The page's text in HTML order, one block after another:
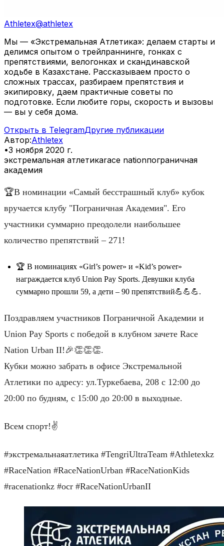
Athletex@athletex
Мы — «Экстремальная Атлетика»: делаем старты и
делимся опытом о трейлраннинге, гонках с
препятствиями, велогонках и скандинавской
ходьбе в Казахстане. Рассказываем просто о
сложных трассах, разбираем препятствия и
экипировку, даем практичные советы по
подготовке. Если любите горы, скорость и вызовы
— вы у себя дома.
Открыть в TelegramДругие публикации
Автор:Athletex
•3 ноября 2020 г.
экстремальная атлетикаrace nationпограничная
академия
🏆В номинации «Самый бесстрашный клуб» кубок
вручается клубу "Пограничная Академия". Его
участники суммарно преодолели наибольшее
количество препятствий – 271!
🏆 В номинациях «Girl’s power» и «Kid’s power»
награждается клуб Union Pay Sports. Девушки клуба
суммарно прошли 59, а дети – 90 препятствий💪💪💪.
Поздравляем участников Пограничной Академии и
Union Pay Sports с победой в клубном зачете Race
Nation Urban II!🎉👏👏👏.
Кубки можно забрать в офисе Экстремальной
Атлетики по адресу: ул.Туркебаева, 208 с 12:00 до
20:00 по будням, с 15:00 до 20:00 в выходные.
Всем спорт!✌
#экстремальнаяатлетика #TengriUltraTeam #Athletexkz
#RaceNation #RaceNationUrban #RaceNationKids
#racenationkz #ocr #RaceNationUrbanII